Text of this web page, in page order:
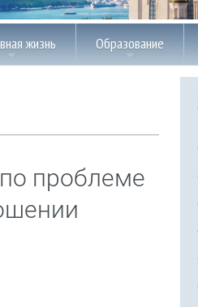
жизнь Образование
проблеме